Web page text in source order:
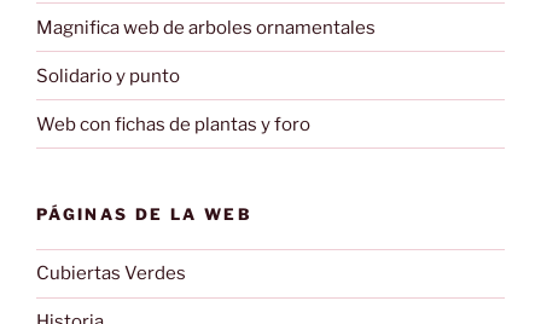
Magnifica web de arboles ornamentales
Solidario y punto
Web con fichas de plantas y foro
PÁGINAS DE LA WEB
Cubiertas Verdes